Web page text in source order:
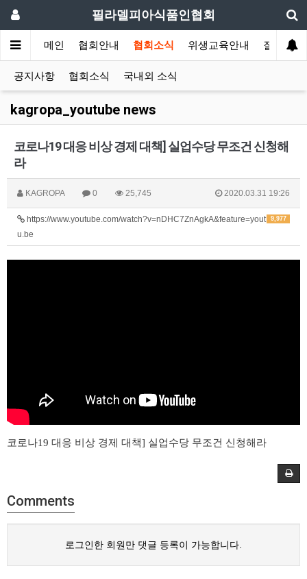
필라델피아식품인협회
메인 협회안내 협회소식 위생교육안내 질의답변
공지사항 협회소식 국내외 소식
kagropa_youtube news
코로나19 대응 비상 경제 대책] 실업수당 무조건 신청해
라
KAGROPA 0 25,745 2020.03.31 19:26
9,977
https://www.youtube.com/watch?v=nDHC7ZnAgkA&feature=yout
u.be
코로나19 대응 비상 경제 대책] 실업수당 무조건 신청해라
Comments
로그인한 회원만 댓글 등록이 가능합니다.